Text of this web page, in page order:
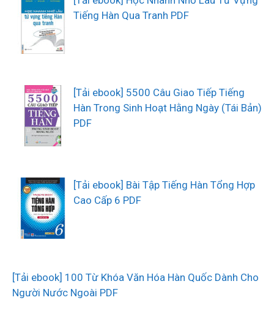
Tiếng Hàn Qua Tranh PDF
[Tải ebook] 5500 Câu Giao Tiếp Tiếng
Hàn Trong Sinh Hoạt Hằng Ngày (Tái Bản)
PDF
[Tải ebook] Bài Tập Tiếng Hàn Tổng Hợp
Cao Cấp 6 PDF
[Tải ebook] 100 Từ Khóa Văn Hóa Hàn Quốc Dành Cho
Người Nước Ngoài PDF